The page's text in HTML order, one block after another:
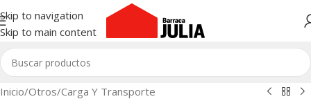
Skip to navigation
Skip to main content
Inicio/Otros/Carga Y Transporte